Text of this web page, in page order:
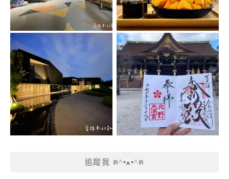
追蹤我 ฅ^•ﻌ•^ฅ